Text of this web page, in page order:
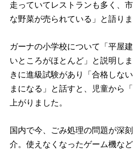
走っていてレストランも多く、
な野菜が売られている」と語りま
ガーナの小学校について「平屋
いところがほとんど」と説明し
きに進級試験があり「合格しな
まになる」と話すと、児童から
上がりました。
国内で今、ごみ処理の問題が深
介。使えなくなったゲーム機な